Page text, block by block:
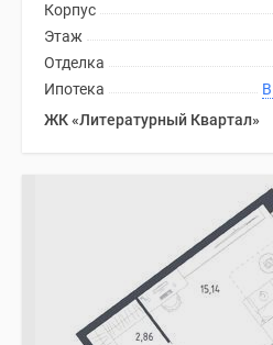
Корпус
Этаж
Отделка
Ипотека
ЖК «Литературный Квартал»